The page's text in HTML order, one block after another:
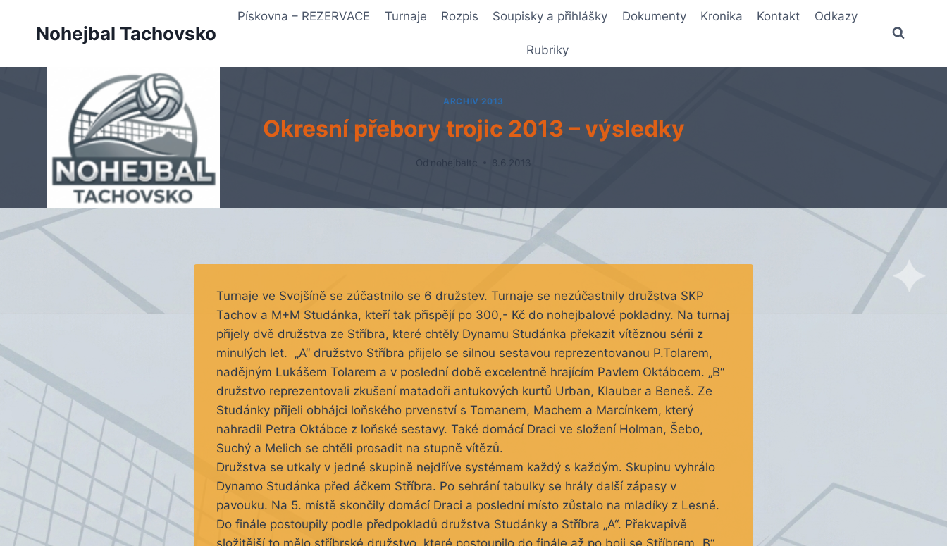
Nohejbal Tachovsko
Pískovna – REZERVACE Turnaje Rozpis Soupisky a přihlášky Dokumenty Kronika Kontakt Odkazy
Rubriky
ARCHIV 2013
Okresní přebory trojic 2013 – výsledky
Od nohejbaltc 8.6.2013
Turnaje ve Svojšíně se zúčastnilo se 6 družstev. Turnaje se nezúčastnily družstva SKP
Tachov a M+M Studánka, kteří tak přispějí po 300,- Kč do nohejbalové pokladny. Na turnaj
přijely dvě družstva ze Stříbra, které chtěly Dynamu Studánka překazit vítěznou sérii z
minulých let. „A“ družstvo Stříbra přijelo se silnou sestavou reprezentovanou P.Tolarem,
nadějným Lukášem Tolarem a v poslední době excelentně hrajícím Pavlem Oktábcem. „B“
družstvo reprezentovali zkušení matadoři antukových kurtů Urban, Klauber a Beneš. Ze
Studánky přijeli obhájci loňského prvenství s Tomanem, Machem a Marcínkem, který
nahradil Petra Oktábce z loňské sestavy. Také domácí Draci ve složení Holman, Šebo,
Suchý a Melich se chtěli prosadit na stupně vítězů.
Družstva se utkaly v jedné skupině nejdříve systémem každý s každým. Skupinu vyhrálo
Dynamo Studánka před áčkem Stříbra. Po sehrání tabulky se hrály další zápasy v
pavouku. Na 5. místě skončily domácí Draci a poslední místo zůstalo na mladíky z Lesné.
Do finále postoupily podle předpokladů družstva Studánky a Stříbra „A“. Překvapivě
složitější to mělo stříbrské družstvo, které postoupilo do finále až po boji se Stříbrem „B“